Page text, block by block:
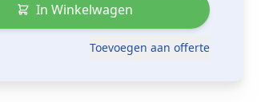
In Winkelwagen
Toevoegen aan offerte